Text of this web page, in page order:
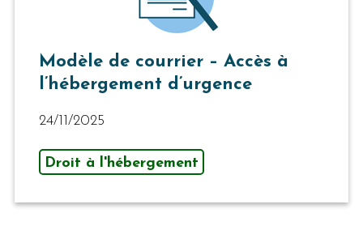
Modèle de courrier – Accès à
l’hébergement d’urgence
24/11/2025
Droit à l'hébergement